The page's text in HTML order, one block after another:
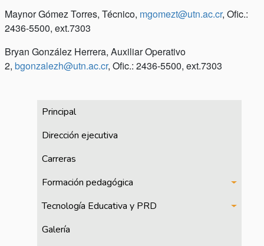
CFPTEPrincipal
Dirección ejecutiva
Carreras
Formación pedagógica
Tecnología Educativa y PRD
Galería
Maynor Gómez Torres, Técnico, mgomezt@utn.ac.cr, Ofic.:
2436-5500, ext.7303
Bryan González Herrera, Auxiliar Operativo
2, bgonzalezh@utn.ac.cr, Ofic.: 2436-5500, ext.7303